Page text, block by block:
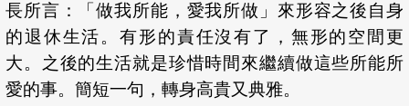
長所言：「做我所能，愛我所做」來形容之後自身
的退休生活。有形的責任沒有了，無形的空間更
大。之後的生活就是珍惜時間來繼續做這些所能所
愛的事。簡短一句，轉身高貴又典雅。